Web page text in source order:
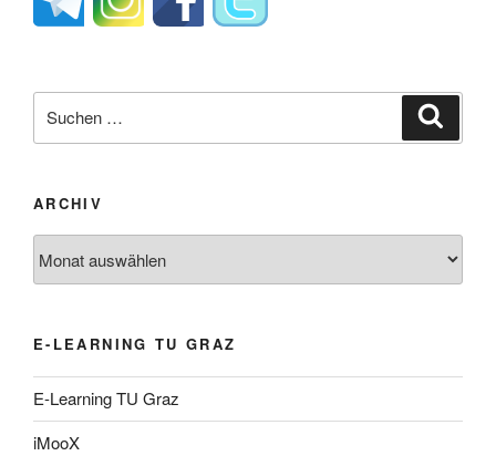
nach:
ARCHIV
E-LEARNING TU GRAZ
E-Learning TU Graz
iMooX